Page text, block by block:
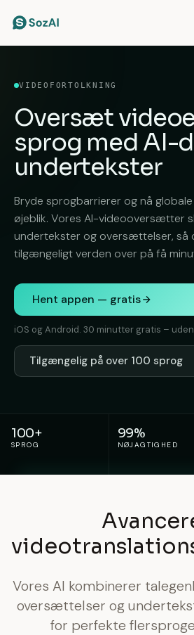
VIDEOFORTOLKNING
Oversæt
sprog med AI-
undertekster
Bryde sprogbarrierer og nå
øjeblik. Vores AI-videooversætter
undertekster og oversættelser, så
tilgængeligt verden over på få
Hent appen — gratis
iOS og Android. 30 minutter gratis –
Tilgængelig på over 100 sprog
100+
SPROG
99%
NØJAGTIGHED
Vores AI kombinerer
oversættelser og
for perfekte